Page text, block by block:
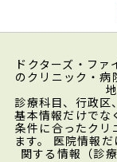
ドクターズ・フ
のクリニック・病
診療科目、行政区
基本情報だけでな
条件に合ったクリ
ます。 医院情報
関する情報（診